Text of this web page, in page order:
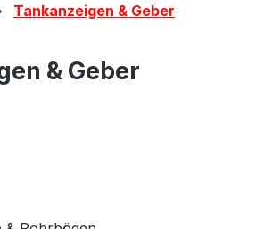
Tankanzeigen & Geber
& Geber